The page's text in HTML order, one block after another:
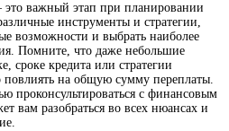
это важный этап при планировании
инструменты и стратегии,
возможности и выбрать наиболее
Помните, что даже небольшие
сроке кредита или стратегии
на общую сумму переплаты.
проконсультироваться с финансовым
вам разобраться во всех нюансах и